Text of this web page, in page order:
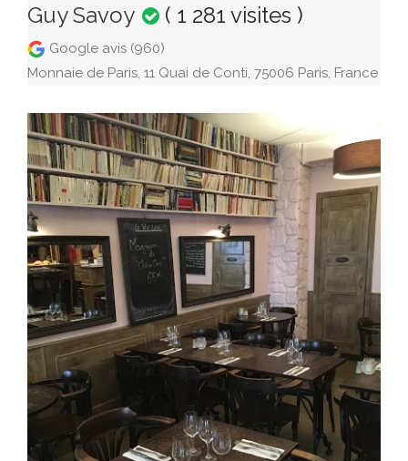
Guy Savoy ( 1 281 visites )
Google avis (960)
Monnaie de Paris, 11 Quai de Conti, 75006 Paris, France